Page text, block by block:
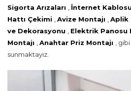
Sigorta Arızaları İnternet
Hattı Çekimi
Avize Montajı Aplik
ve Dekorasyonu
Elektrik Panosu
Montajı
Anahtar Priz Montajı ,
sunmaktayız.